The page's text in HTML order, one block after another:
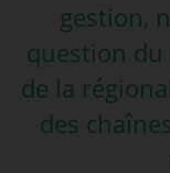
gestion,
question
de la
des